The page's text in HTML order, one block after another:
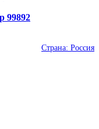
99892
Страна: Россия